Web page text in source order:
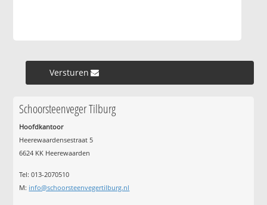
Versturen »
Schoorsteenveger Tilburg
Hoofdkantoor
Heerewaardensestraat 5
6624 KK Heerewaarden
Tel: 013-2070510
M: info@schoorsteenvegertilburg.nl